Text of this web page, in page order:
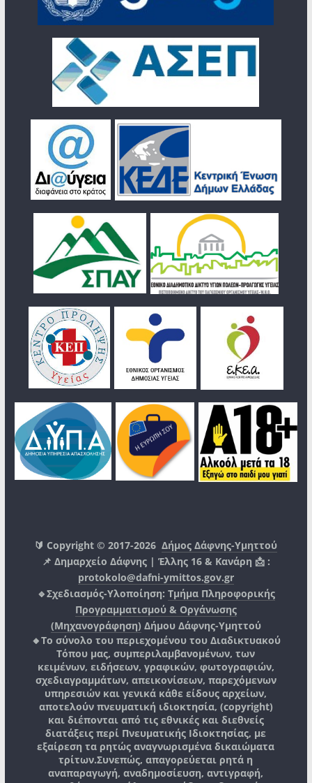
🔰 Copyright © 2017-2026Δήμος Δάφνης-Υμηττού
📌 Δημαρχείο Δάφνης | Έλλης 16 & Κανάρη 📩 :
protokolo@dafni-ymittos.gov.gr
🔹Σχεδιασμός-Υλοποίηση: Τμήμα Πληροφορικής
Προγραμματισμού & Οργάνωσης
(Μηχανογράφηση) Δήμου Δάφνης-Υμηττού
🔸Το σύνολο του περιεχομένου του Διαδικτυακού
Τόπου μας, συμπεριλαμβανομένων, των
κειμένων, ειδήσεων, γραφικών, φωτογραφιών,
σχεδιαγραμμάτων, απεικονίσεων, παρεχόμενων
υπηρεσιών και γενικά κάθε είδους αρχείων,
αποτελούν πνευματική ιδιοκτησία, (copyright)
και διέπονται από τις εθνικές και διεθνείς
διατάξεις περί Πνευματικής Ιδιοκτησίας, με
εξαίρεση τα ρητώς αναγνωρισμένα δικαιώματα
τρίτων.Συνεπώς, απαγορεύεται ρητά η
αναπαραγωγή, αναδημοσίευση, αντιγραφή,